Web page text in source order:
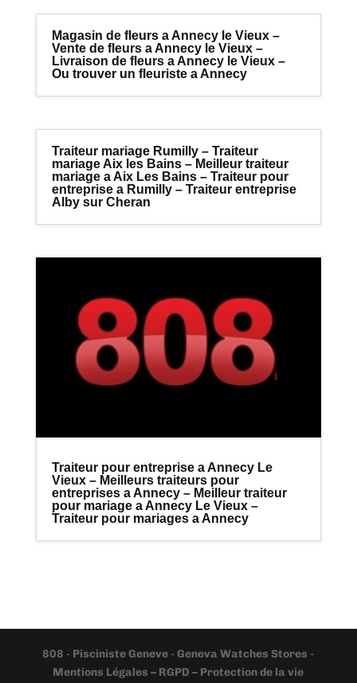
Magasin de fleurs a Annecy le Vieux –
Vente de fleurs a Annecy le Vieux –
Livraison de fleurs a Annecy le Vieux –
Ou trouver un fleuriste a Annecy
Traiteur mariage Rumilly – Traiteur
mariage Aix les Bains – Meilleur traiteur
mariage a Aix Les Bains – Traiteur pour
entreprise a Rumilly – Traiteur entreprise
Alby sur Cheran
Traiteur pour entreprise a Annecy Le
Vieux – Meilleurs traiteurs pour
entreprises a Annecy – Meilleur traiteur
pour mariage a Annecy Le Vieux –
Traiteur pour mariages a Annecy
808 - Pisciniste Geneve -Geneva Watches Stores -
Mentions Légales – RGPD – Protection de la vie